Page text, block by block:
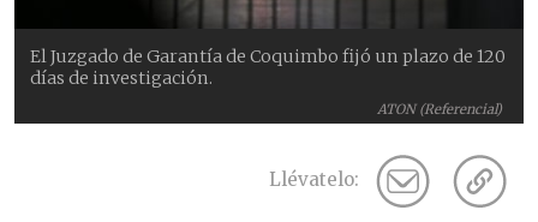
ATON (Referencial)
El Juzgado de Garantía de Coquimbo fijó un plazo de 120
días de investigación.
Llévatelo: